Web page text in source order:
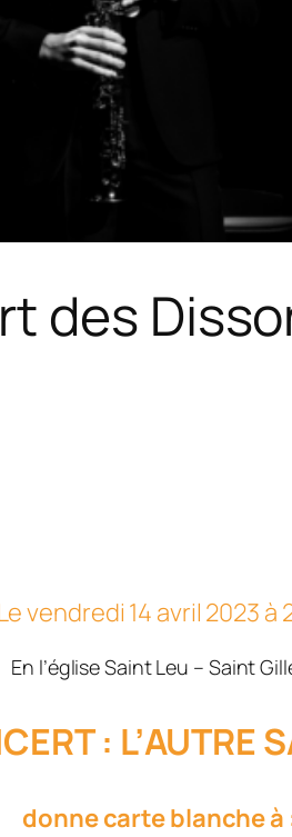
des
vendredi 14 avril 2023 à
En l’église Saint Leu – Saint
: L’AUTRE
donne carte blanche à